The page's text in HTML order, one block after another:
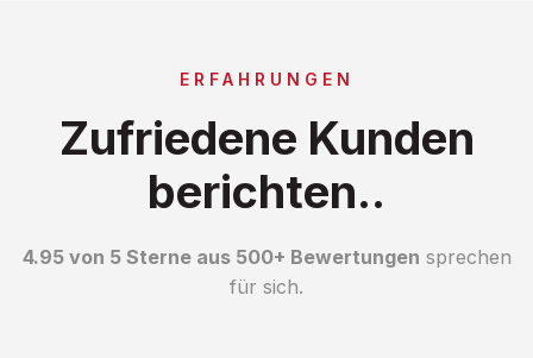
ERFAHRUNGEN
Zufriedene Kunden
berichten..
4.95 von 5 Sterne aus 500+ Bewertungen sprechen
für sich.